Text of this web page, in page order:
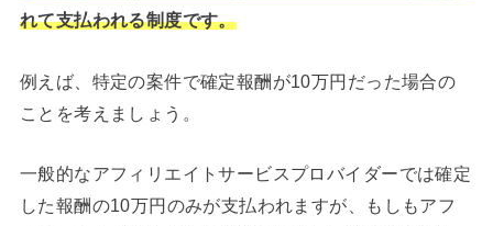
れて支払われる制度です。
例えば、特定の案件で確定報酬が10万円だった場合の
ことを考えましょう。
一般的なアフィリエイトサービスプロバイダーでは確定
した報酬の10万円のみが支払われますが、もしもアフ